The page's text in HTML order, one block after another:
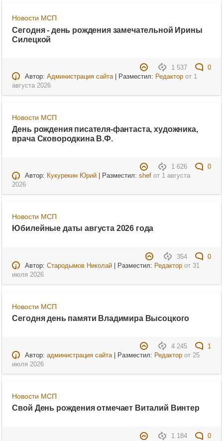
Новости МСП
Сегодня - день рождения замечательной Ирины
Силецкой
1 537
0
Автор: Администрация сайта| Разместил: Редакторот 1
августа 2026
Новости МСП
День рождения писателя-фантаста, художника,
врача Сковородкина В.Ф.
1 626
0
Автор: Кукурекин Юрий| Разместил: shefот 1 августа
2026
Новости МСП
Юбилейные даты августа 2026 года
354
0
Автор: Стародымов Николай| Разместил: Редакторот 31
июля 2026
Новости МСП
Сегодня день памяти Владимира Высоцкого
4 245
1
Автор: администрация сайта| Разместил: Редакторот 25
июля 2026
Новости МСП
Свой День рождения отмечает Виталий Винтер
1 184 0